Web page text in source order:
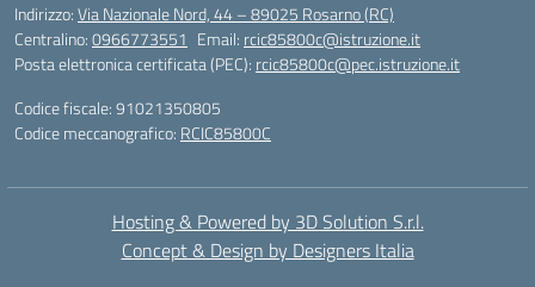
Indirizzo:Via Nazionale Nord, 44 – 89025 Rosarno (RC)
Centralino:0966773551 Email: rcic85800c@istruzione.it
Posta elettronica certificata (PEC): rcic85800c@pec.istruzione.it
Codice fiscale: 91021350805
Codice meccanografico: RCIC85800C
Hosting & Powered by 3D Solution S.r.l.
Concept & Design by Designers Italia